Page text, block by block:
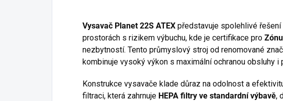
Vysavač Planet 22S ATEX představuje spolehlivé
prostorách s rizikem výbuchu, kde je certifikace pro
nezbytností. Tento průmyslový stroj od renomované
kombinuje vysoký výkon s maximální ochranou obsluhy i
Konstrukce vysavače klade důraz na odolnost a
filtraci, která zahrnuje HEPA filtry ve standardní výbavě,